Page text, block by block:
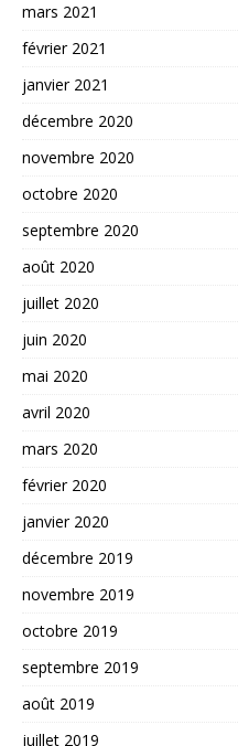
mars 2021
février 2021
janvier 2021
décembre 2020
novembre 2020
octobre 2020
septembre 2020
août 2020
juillet 2020
juin 2020
mai 2020
avril 2020
mars 2020
février 2020
janvier 2020
décembre 2019
novembre 2019
octobre 2019
septembre 2019
août 2019
juillet 2019